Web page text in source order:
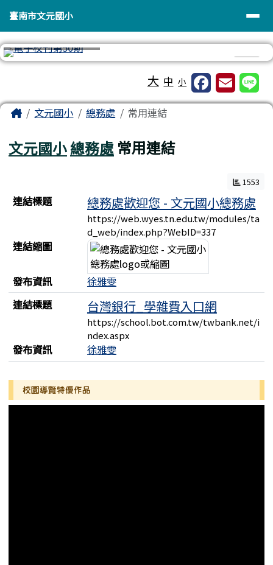
臺南市文元國小
導覽列
臺南市文元國小
大 中 小
主內容區域
Home文元國小 總務處 常用連結
文元國小總務處 常用連結
1553
連結列表
連結標題 總務處歡迎您 - 文元國小總務處
https://web.wyes.tn.edu.tw/modules/ta
d_web/index.php?WebID=337
連結縮圖
發布資訊
徐雅雯
連結標題
台灣銀行_學雜費入口網
https://school.bot.com.tw/twbank.net/i
ndex.aspx
發布資訊 徐雅雯
左邊區域內容
校園導覽特優作品
頁尾區域